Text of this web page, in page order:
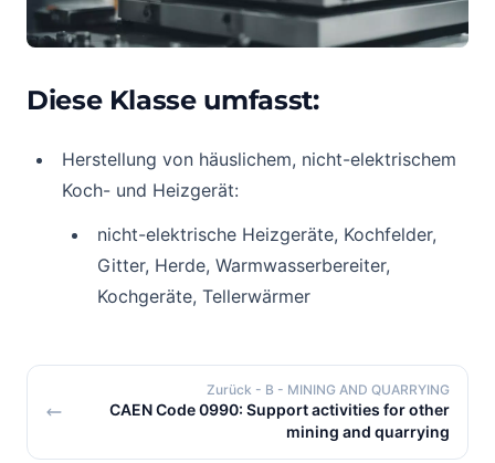
Diese Klasse umfasst:
Herstellung von häuslichem, nicht-elektrischem
Koch- und Heizgerät:
nicht-elektrische Heizgeräte, Kochfelder,
Gitter, Herde, Warmwasserbereiter,
Kochgeräte, Tellerwärmer
Zurück - B - MINING AND QUARRYING
CAEN Code 0990: Support activities for other
mining and quarrying